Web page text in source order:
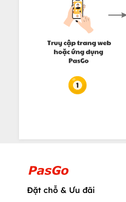
Đặt chỗ & Ưu đãi